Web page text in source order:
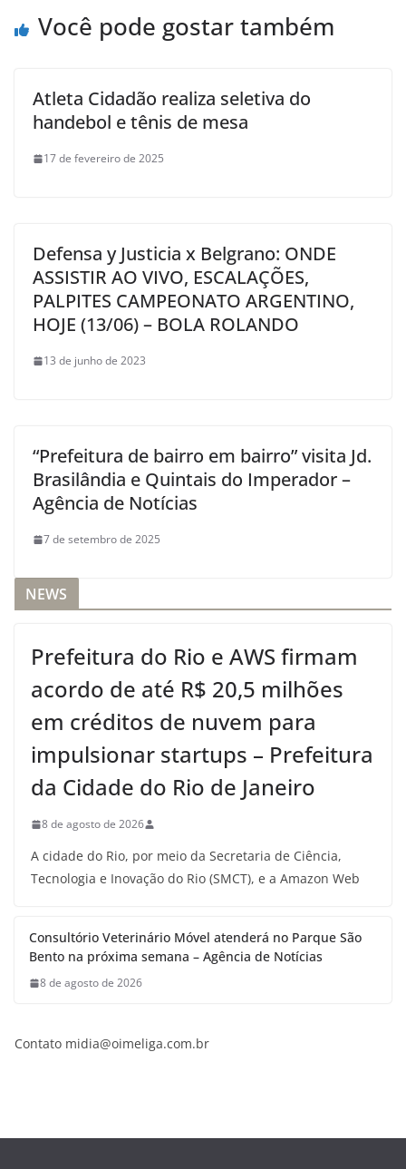
Você pode gostar também
Atleta Cidadão realiza seletiva do
handebol e tênis de mesa
17 de fevereiro de 2025
Defensa y Justicia x Belgrano: ONDE
ASSISTIR AO VIVO, ESCALAÇÕES,
PALPITES CAMPEONATO ARGENTINO,
HOJE (13/06) – BOLA ROLANDO
13 de junho de 2023
“Prefeitura de bairro em bairro” visita Jd.
Brasilândia e Quintais do Imperador –
Agência de Notícias
7 de setembro de 2025
NEWS
Prefeitura do Rio e AWS firmam
acordo de até R$ 20,5 milhões
em créditos de nuvem para
impulsionar startups – Prefeitura
da Cidade do Rio de Janeiro
8 de agosto de 2026
A cidade do Rio, por meio da Secretaria de Ciência,
Tecnologia e Inovação do Rio (SMCT), e a Amazon Web
Consultório Veterinário Móvel atenderá no Parque São
Bento na próxima semana – Agência de Notícias
8 de agosto de 2026
Contato midia@oimeliga.com.br